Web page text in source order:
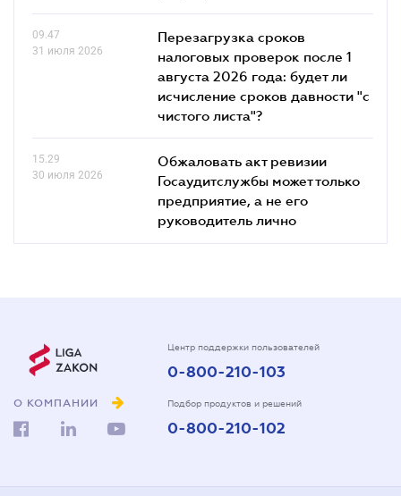
09.47
31 июля 2026
Перезагрузка сроков
налоговых проверок после 1
августа 2026 года: будет ли
исчисление сроков давности "с
чистого листа"?
15.29
30 июля 2026
Обжаловать акт ревизии
Госаудитслужбы может только
предприятие, а не его
руководитель лично
О КОМПАНИИ
Центр поддержки пользователей
0-800-210-103
Подбор продуктов и решений
0-800-210-102